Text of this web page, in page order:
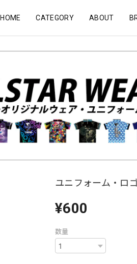
HOME CATEGORY ABOUT
ユニフォーム・ロ
¥600
数量